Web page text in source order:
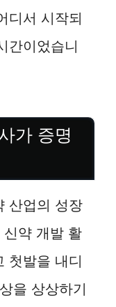
디서 시작되
간이었습니
가 증명
산업의 성장
약 개발 활
첫발을 내디
을 상상하기